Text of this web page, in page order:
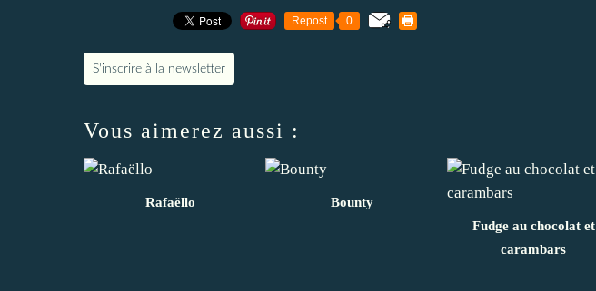
Repost 0
S'inscrire à la newsletter
Vous aimerez aussi :
Rafaëllo
Bounty
Fudge au chocolat et
carambars